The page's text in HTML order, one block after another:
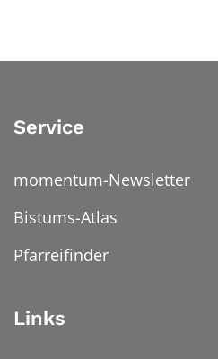
Service
momentum-Newsletter
Bistums-Atlas
Pfarreifinder
Links